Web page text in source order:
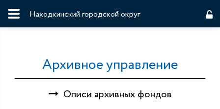
Находкинский городской округ
Архивное управление
Описи архивных фондов